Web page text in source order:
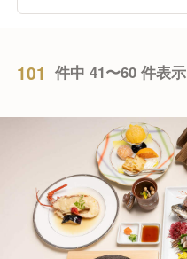
101 件中 41〜60 件表示